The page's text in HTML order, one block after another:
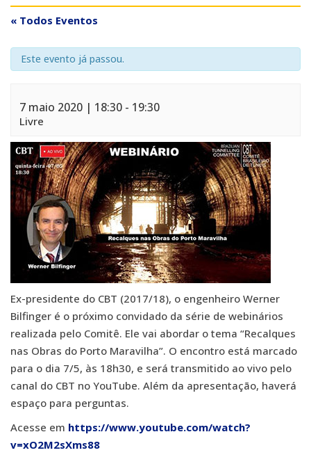
« Todos Eventos
Este evento já passou.
7 maio 2020 | 18:30 - 19:30
Livre
Ex-presidente do CBT (2017/18), o engenheiro Werner
Bilfinger é o próximo convidado da série de webinários
realizada pelo Comitê. Ele vai abordar o tema “Recalques
nas Obras do Porto Maravilha”. O encontro está marcado
para o dia 7/5, às 18h30, e será transmitido ao vivo pelo
canal do CBT no YouTube. Além da apresentação, haverá
espaço para perguntas.
Acesse em https://www.youtube.com/watch?
v=xO2M2sXms88